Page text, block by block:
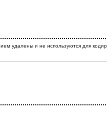
удалены и не используются для